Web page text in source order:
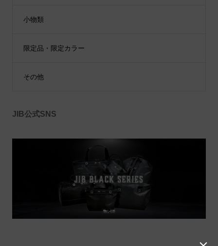
小物類
限定品・限定カラー
その他
JIB公式SNS